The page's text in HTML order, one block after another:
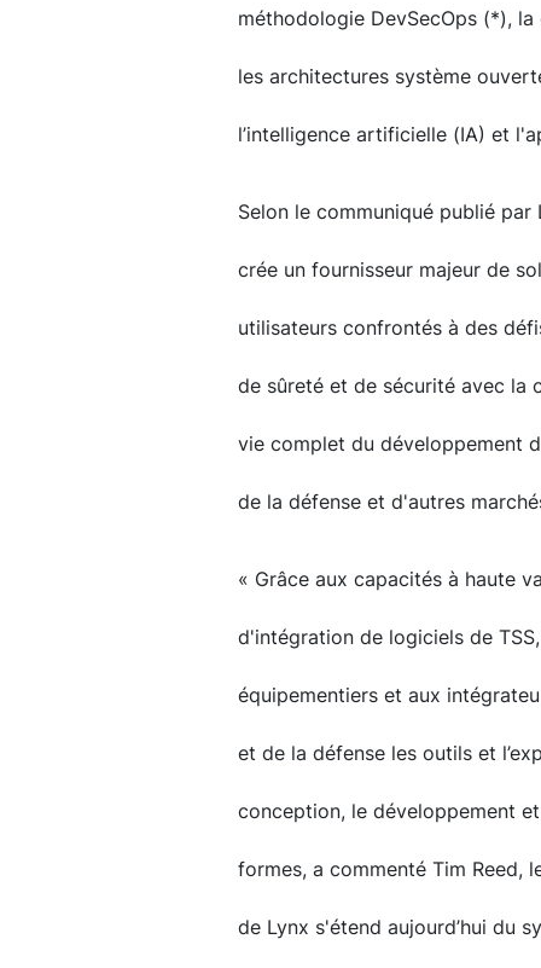
méthodologie DevSecOps (*),
les architectures système
l’intelligence artificielle (IA) et
Selon le communiqué publié
crée un fournisseur majeur de
utilisateurs confrontés à des
de sûreté et de sécurité avec la
vie complet du développement
de la défense et d'autres
« Grâce aux capacités à haute
d'intégration de logiciels de
équipementiers et aux
et de la défense les outils et
conception, le développement
formes, a commenté Tim Reed,
de Lynx s'étend aujourd’hui du